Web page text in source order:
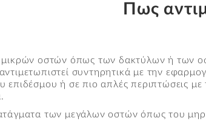
Πως
μικρών οστών όπως των δακτύλων ή των
συντηρητικά με την
επιδέσμου ή σε πιο απλές περιπτώσεις με
των μεγάλων οστών όπως του